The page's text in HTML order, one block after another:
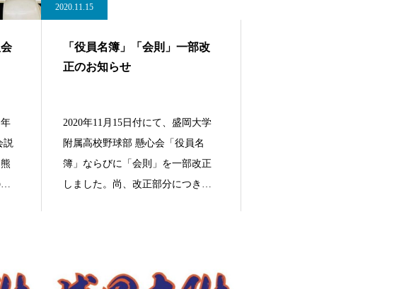
説
2020.11.15
「役員名簿」「会則」一部改
正のお知らせ
2020年11月15日付にて、盛岡大学
附属高校野球部 懸心会「役員名
簿」ならびに「会則」を一部改正
しました。尚、改正部分につきま